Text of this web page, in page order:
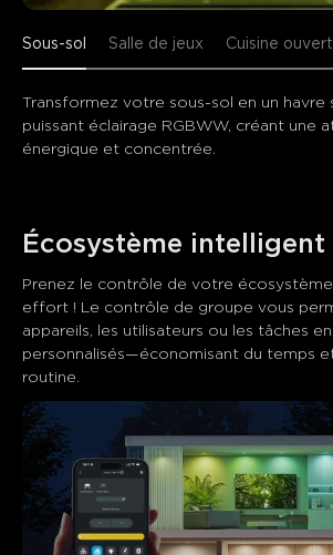
Sous-sol Salle de jeux Cuisine
Transformez votre sous-sol en un havre
puissant éclairage RGBWW, créant une
énergique et concentrée.
Écosystème intelligent
Prenez le contrôle de votre
effort ! Le contrôle de groupe vous
appareils, les utilisateurs ou les tâches
personnalisés—économisant du temps
routine.